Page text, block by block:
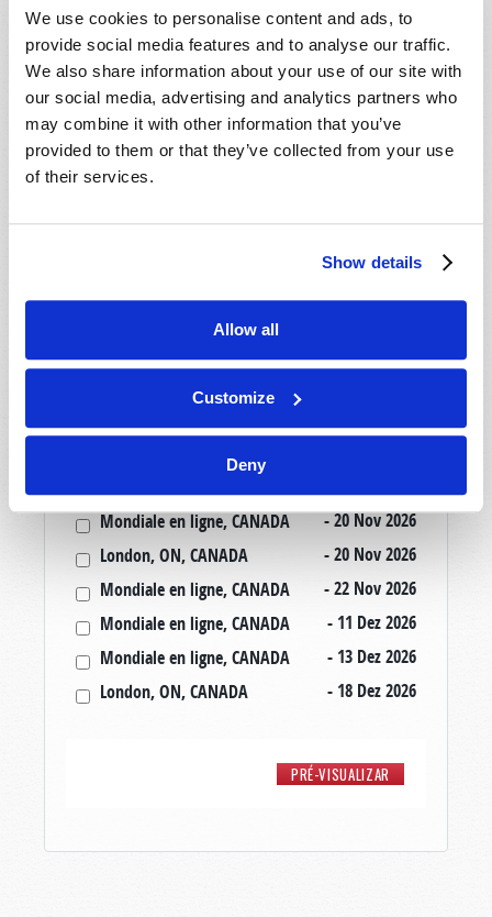
We use cookies to personalise content and ads, to
provide social media features and to analyse our traffic.
We also share information about your use of our site with
our social media, advertising and analytics partners who
may combine it with other information that you’ve
provided to them or that they’ve collected from your use
of their services.
Show details
Allow all
Customize
Deny
Tallahassee, FL, USA
- 29 Ago 2026
Rapid City, SD, USA
- 30 Ago 2026
Valdosta, GA, USA
- 30 Ago 2026
Mondiale en ligne, CANADA
- 04 Set 2026
Mondiale en ligne, CANADA
- 06 Set 2026
London, ON, CANADA
Amherst, NS, CANADA
Mondiale en ligne, CANADA
- 20 Nov 2026
London, ON, CANADA
- 20 Nov 2026
Mondiale en ligne, CANADA
- 22 Nov 2026
Mondiale en ligne, CANADA
- 11 Dez 2026
Mondiale en ligne, CANADA
- 13 Dez 2026
London, ON, CANADA
- 18 Dez 2026